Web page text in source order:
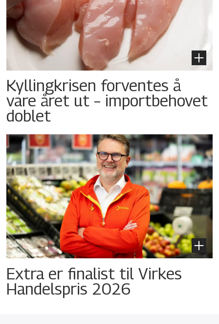
Kyllingkrisen forventes å
vare året ut – importbehovet
doblet
Extra er finalist til Virkes
Handelspris 2026